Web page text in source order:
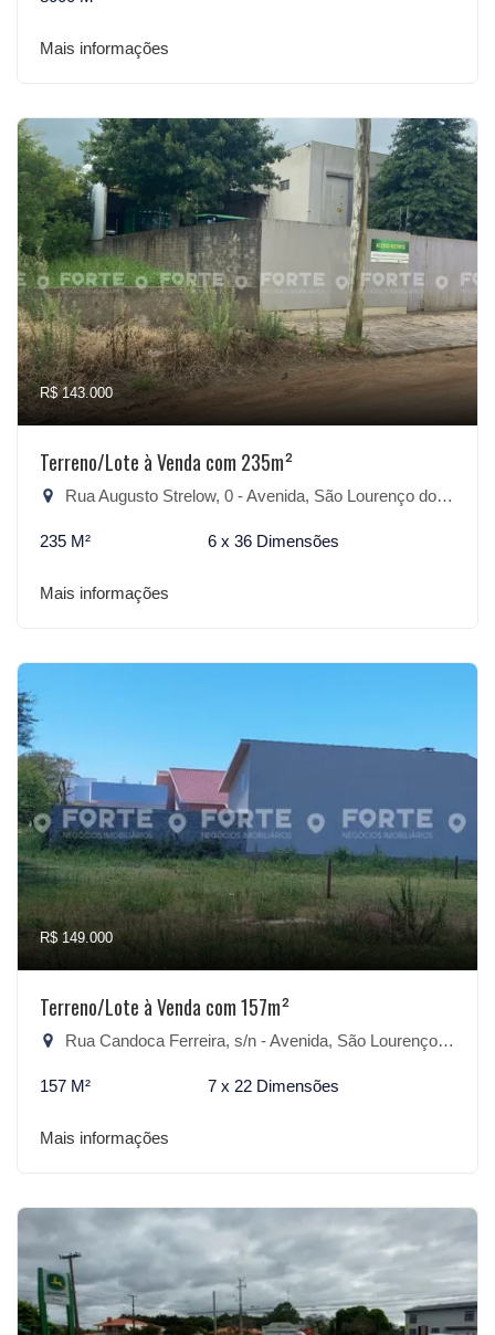
Mais informações
R$ 143.000
Terreno/Lote à Venda com 235m²
Rua Augusto Strelow, 0 - Avenida, São Lourenço do Sul-RS
235 M² 6 x 36 Dimensões
Mais informações
R$ 149.000
Terreno/Lote à Venda com 157m²
Rua Candoca Ferreira, s/n - Avenida, São Lourenço do Sul-RS
157 M² 7 x 22 Dimensões
Mais informações